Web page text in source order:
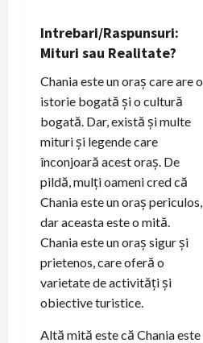
Intrebari/Raspunsuri:
Mituri sau Realitate?
Chania este un oraș care are o
istorie bogată și o cultură
bogată. Dar, există și multe
mituri și legende care
înconjoară acest oraș. De
pildă, mulți oameni cred că
Chania este un oraș periculos,
dar aceasta este o mită.
Chania este un oraș sigur și
prietenos, care oferă o
varietate de activități și
obiective turistice.
Altă mită este că Chania este